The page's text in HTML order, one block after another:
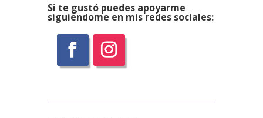
Si te gustó puedes apoyarme
siguiendome en mis redes sociales: